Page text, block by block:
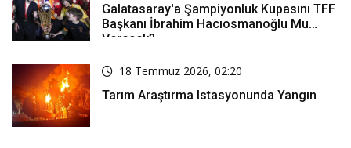
Galatasaray'a Şampiyonluk Kupasını TFF
Başkanı İbrahim Hacıosmanoğlu Mu
Verecek?
18 Temmuz 2026, 02:20
Tarım Araştırma Istasyonunda Yangın